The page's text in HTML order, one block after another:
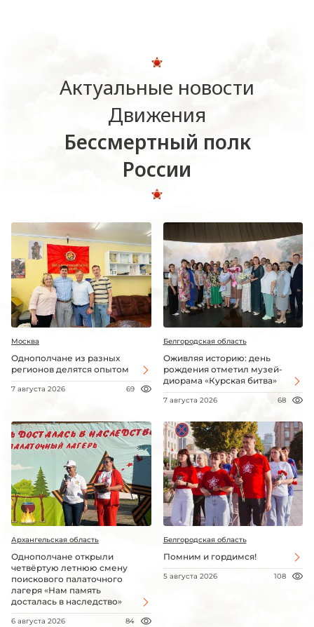
Актуальные новости
Движения
Бессмертный полк
России
Москва
Однополчане из разных
регионов делятся опытом
7 августа 2026 69
Белгородская область
Оживляя историю: день
рождения отметил музей-
диорама «Курская битва»
7 августа 2026 68
Архангельская область
Однополчане открыли
четвёртую летнюю смену
поискового палаточного
лагеря «Нам память
досталась в наследство»
6 августа 2026 84
Белгородская область
Помним и гордимся!
5 августа 2026 108